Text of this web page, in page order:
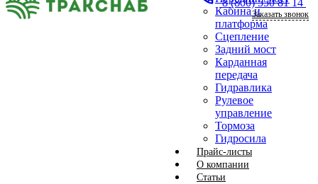
Кабина и
платформа
Сцепление
Задний мост
Карданная
передача
Гидравлика
Рулевое
управление
Тормоза
Гидросила
Прайс-листы
О компании
Статьи
Заказать звонок